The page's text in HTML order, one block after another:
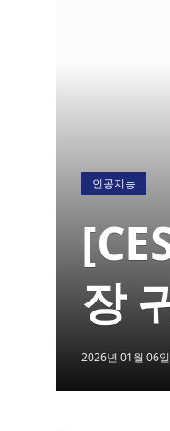
인공지능
장
2026년 01월 06일